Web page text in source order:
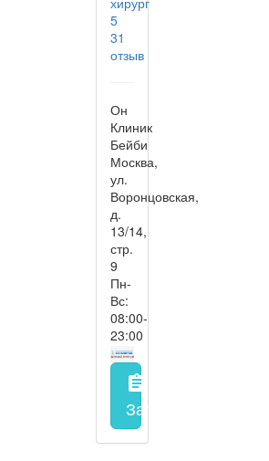
5
31
отзыв
Он
Клиник
Бейби
Москва,
ул.
Воронцовская,
д.
13/14,
стр.
9
Пн-
Вс:
08:00-
23:00
assignment
Запись на прием